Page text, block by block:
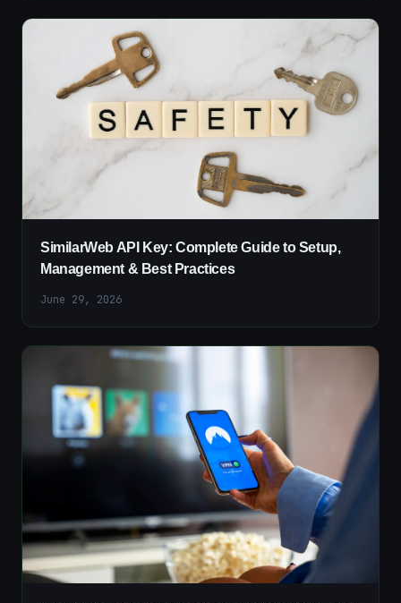
SimilarWeb API Key: Complete Guide to Setup,
Management & Best Practices
June 29, 2026